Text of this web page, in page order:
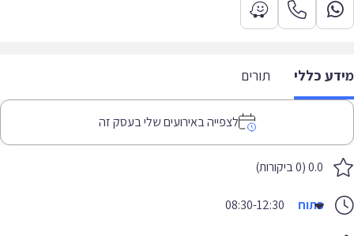
מידע כללי תורים
לצפייה באירועים שלי בעסק זה
0.0 (0 ביקורות)
פתוח 08:30-12:30